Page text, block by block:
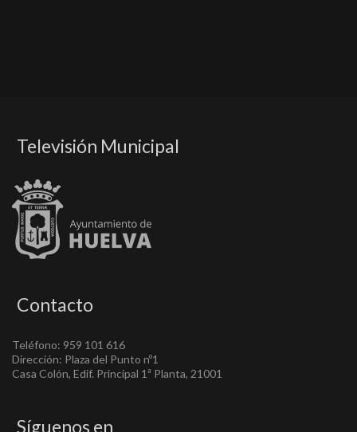
Televisión Municipal
Contacto
Teléfono: 959 101 616
Dirección: Plaza del Punto nº1
Casa Colón, Edif. Principal 1ª Planta, 21001
Síguenos en